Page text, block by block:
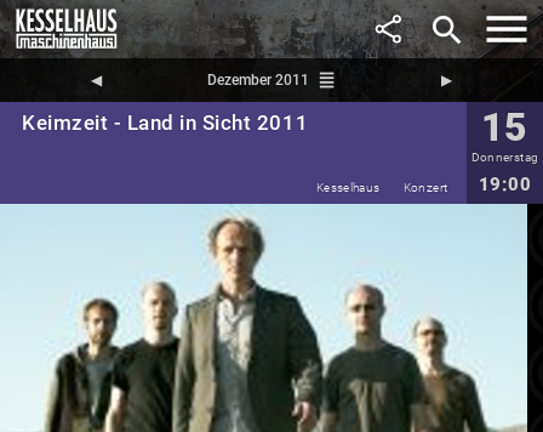
search
◀︎ Dezember 2011 reorder ▶︎
Keimzeit - Land in Sicht 2011 15
Donnerstag
19:00
Kesselhaus Konzert